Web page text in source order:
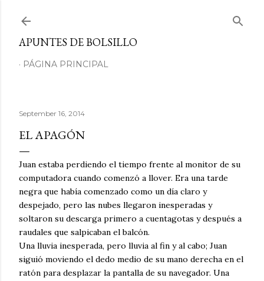
APUNTES DE BOLSILLO
PÁGINA PRINCIPAL
September 16, 2014
EL APAGÓN
Juan estaba perdiendo el tiempo frente al monitor de su
computadora cuando comenzó a llover. Era una tarde
negra que había comenzado como un día claro y
despejado, pero las nubes llegaron inesperadas y
soltaron su descarga primero a cuentagotas y después a
raudales que salpicaban el balcón.
Una lluvia inesperada, pero lluvia al fin y al cabo; Juan
siguió moviendo el dedo medio de su mano derecha en el
ratón para desplazar la pantalla de su navegador. Una